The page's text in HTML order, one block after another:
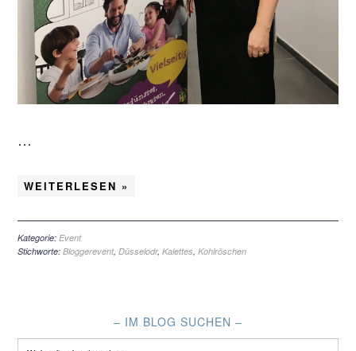
…
WEITERLESEN »
Kategorie:Event
Stichworte:Bloggerevent,Düsselodr,Kalettes ,Kohlröschen
– IM BLOG SUCHEN –